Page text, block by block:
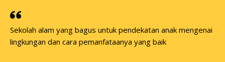
Sekolah alam yang bagus untuk pendekatan anak mengenai
lingkungan dan cara pemanfataanya yang baik